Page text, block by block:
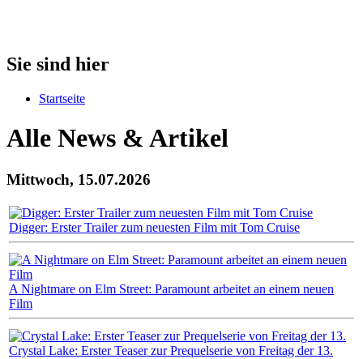
Sie sind hier
Startseite
Alle News & Artikel
Mittwoch, 15.07.2026
Digger: Erster Trailer zum neuesten Film mit Tom Cruise
A Nightmare on Elm Street: Paramount arbeitet an einem neuen
Film
Crystal Lake: Erster Teaser zur Prequelserie von Freitag der 13.